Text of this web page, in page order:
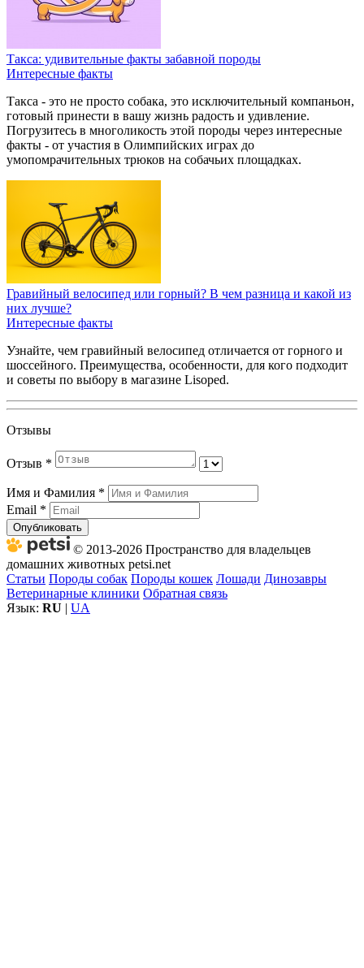
Такса: удивительные факты забавной породы
Интересные факты
Такса - это не просто собака, это исключительный компаньон,
готовый принести в вашу жизнь радость и удивление.
Погрузитесь в многоликость этой породы через интересные
факты - от участия в Олимпийских играх до
умопомрачительных трюков на собачьих площадках.
Гравийный велосипед или горный? В чем разница и какой из
них лучше?
Интересные факты
Узнайте, чем гравийный велосипед отличается от горного и
шоссейного. Преимущества, особенности, для кого подходит
и советы по выбору в магазине Lisoped.
Отзывы
Отзыв *
Имя и Фамилия *
Email *
Опубликовать
© 2013-2026 Пространство для владельцев
домашних животных petsi.net
Статьи Породы собак Породы кошек Лошади Динозавры
Ветеринарные клиники Обратная связь
Язык: RU | UA